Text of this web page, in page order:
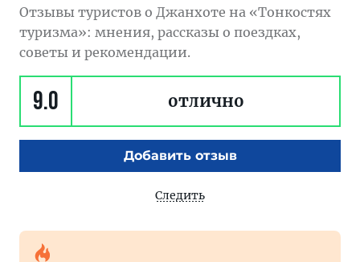
Отзывы туристов о Джанхоте на «Тонкостях
туризма»: мнения, рассказы о поездках,
советы и рекомендации.
9.0 отлично
Добавить отзыв
Следить